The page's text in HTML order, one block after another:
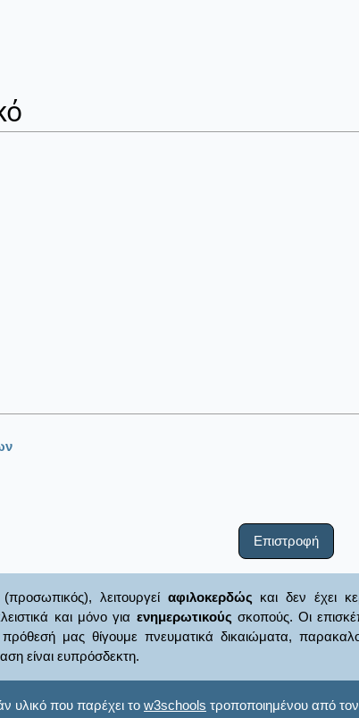
Επιστροφή
λειτουργεί αφιλοκερδώς και δεν έχει
και μόνο για ενημερωτικούς σκοπούς. Οι
μας θίγουμε πνευματικά δικαιώματα,
είναι ευπρόσδεκτη.
υλικό που παρέχει το w3schools τροποποιημένου από